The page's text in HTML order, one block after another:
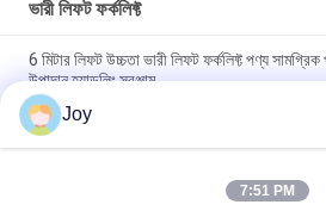
ভারী লিফট ফর্কলিফ্ট
6 মিটার লিফট উচ্চতা ভারী লিফট ফর্কলিফ্ট পণ্য
উপাদান হ্যান্ডলিং সরঞ্জাম
বক্স টাইপ ইনার আউটার মাস্ট কাউন্টারব্যালেন্স ফর্কলিফ্ট
৭২০০x২৫৫০x৩৪৬০মিমি গুদামঘরের জন্য হেভি ডিউটি
210 বার হাইড্রোলিক সিস্টেম চাপ ভারী লিফট
Joy
7:51 PM